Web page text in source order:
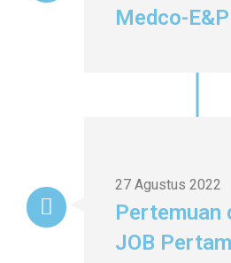
Medco-E&P
27 Agustus 2022
Pertemuan
JOB